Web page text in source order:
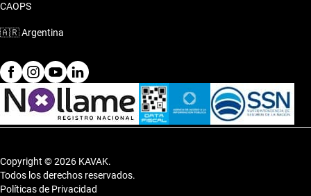
CAOPS
🇦🇷Argentina
Copyright © 2026 KAVAK.
Todos los derechos reservados.
Políticas de Privacidad